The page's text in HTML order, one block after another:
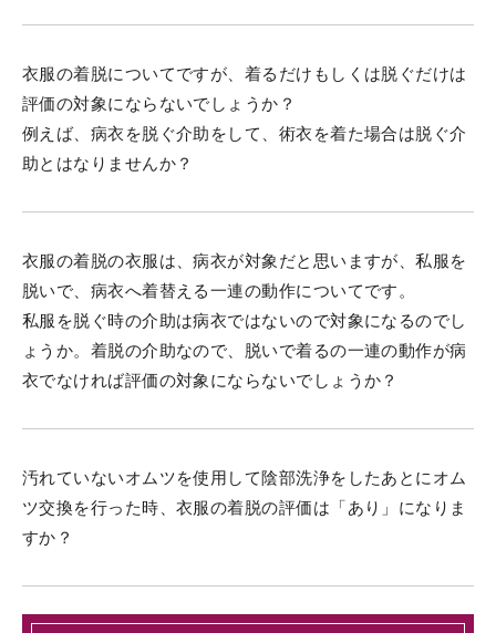
衣服の着脱についてですが、着るだけもしくは脱ぐだけは
評価の対象にならないでしょうか？
例えば、病衣を脱ぐ介助をして、術衣を着た場合は脱ぐ介
助とはなりませんか？
衣服の着脱の衣服は、病衣が対象だと思いますが、私服を
脱いで、病衣へ着替える一連の動作についてです。
私服を脱ぐ時の介助は病衣ではないので対象になるのでし
ょうか。着脱の介助なので、脱いで着るの一連の動作が病
衣でなければ評価の対象にならないでしょうか？
汚れていないオムツを使用して陰部洗浄をしたあとにオム
ツ交換を行った時、衣服の着脱の評価は「あり」になりま
すか？